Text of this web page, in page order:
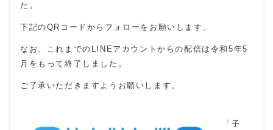
た。
下記のQRコードからフォローをお願いします。
なお、これまでのLINEアカウントからの配信は令和5年5
月をもって終了しました。
ご了承いただきますようお願いします。
「子